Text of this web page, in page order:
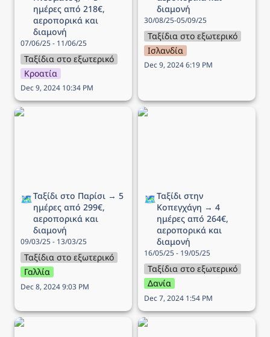
ημέρες από 218€,
αεροπορικά και
διαμονή
07/06/25 - 11/06/25
Ταξίδια στο εξωτερικό
Κροατία
Dec 9, 2024 10:34 PM
διαμονή
30/08/25-05/09/25
Ταξίδια στο εξωτερικό
Ισλανδία
Dec 9, 2024 6:19 PM
Ταξίδι στο Παρίσι → 5
🗺️Ταξίδι στο Παρίσι → 5
ημέρες από 299€,
αεροπορικά και
διαμονή
09/03/25 - 13/03/25
Ταξίδια στο εξωτερικό
Γαλλία
Dec 8, 2024 9:03 PM
Ταξίδι στην Κοπεγχάγη →
🗺️Ταξίδι στην
Κοπεγχάγη → 4
ημέρες από 264€,
αεροπορικά και
διαμονή
16/05/25 - 19/05/25
Ταξίδια στο εξωτερικό
Δανία
Dec 7, 2024 1:54 PM
Ταξίδι στo Ίνσμπρουκ →
Ταξίδι στο Δουβλίνο → 5